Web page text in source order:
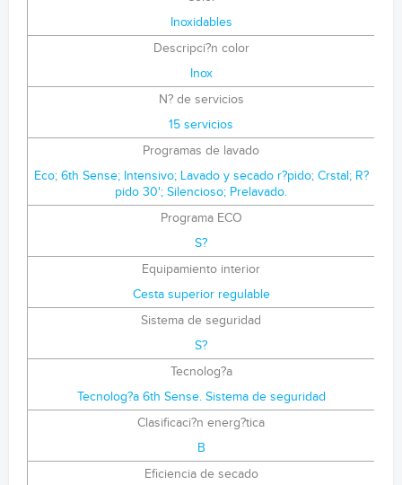
Inoxidables
Descripci?n color
Inox
N? de servicios
15 servicios
Programas de lavado
Eco; 6th Sense; Intensivo; Lavado y secado r?pido; Crstal; R?
pido 30'; Silencioso; Prelavado.
Programa ECO
S?
Equipamiento interior
Cesta superior regulable
Sistema de seguridad
S?
Tecnolog?a
Tecnolog?a 6th Sense. Sistema de seguridad
Clasificaci?n energ?tica
B
Eficiencia de secado